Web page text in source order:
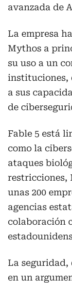
avanzada de
La empresa
Mythos a
su uso a un
instituciones,
a sus
de
Fable 5 está
como la
ataques
restricciones,
unas 200
agencias
colaboración
La
en un